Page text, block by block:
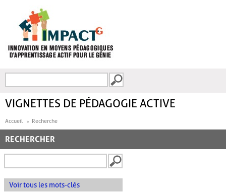
FORMULAIRE DE
VIGNETTES DE PÉDAGOGIE ACTIVE
Accueil Recherche
RECHERCHER
Voir tous les mots-clés